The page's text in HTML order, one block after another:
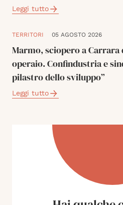
Leggi tutto
TERRITORI 05 AGOSTO 2026
Marmo, sciopero a
operaio. Confindustria e
pilastro dello sviluppo”
Leggi tutto